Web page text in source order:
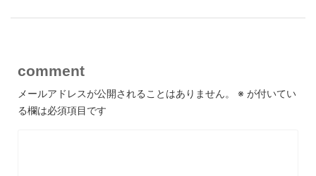
comment
メールアドレスが公開されることはありません。 ※ が付いてい
る欄は必須項目です